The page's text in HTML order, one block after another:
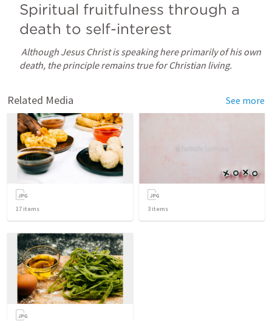
Spiritual fruitfulness through a
death to self-interest
Although Jesus Christ is speaking here primarily of his own
death, the principle remains true for Christian living.
Related Media See more
17 items 3 items